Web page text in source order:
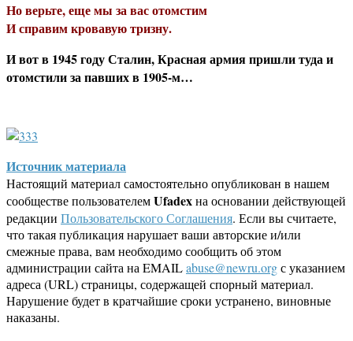
Но верьте, еще мы за вас отомстим
И справим кровавую тризну.
И вот в 1945 году Сталин, Красная армия пришли туда и
отомстили за павших в 1905-м…
Источник материала
Настоящий материал самостоятельно опубликован в нашем
сообществе пользователемUfadexна основании действующей
редакции Пользовательского Соглашения. Если вы считаете,
что такая публикация нарушает ваши авторские и/или
смежные права, вам необходимо сообщить об этом
администрации сайта на EMAILabuse@newru.orgс указанием
адреса (URL) страницы, содержащей спорный материал.
Нарушение будет в кратчайшие сроки устранено, виновные
наказаны.